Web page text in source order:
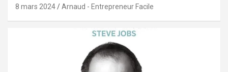
8 mars 2024 Arnaud - Entrepreneur Facile